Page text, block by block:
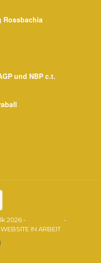
Rossbachia
und NBP c.t.
2026 -
-
IN ARBEIT